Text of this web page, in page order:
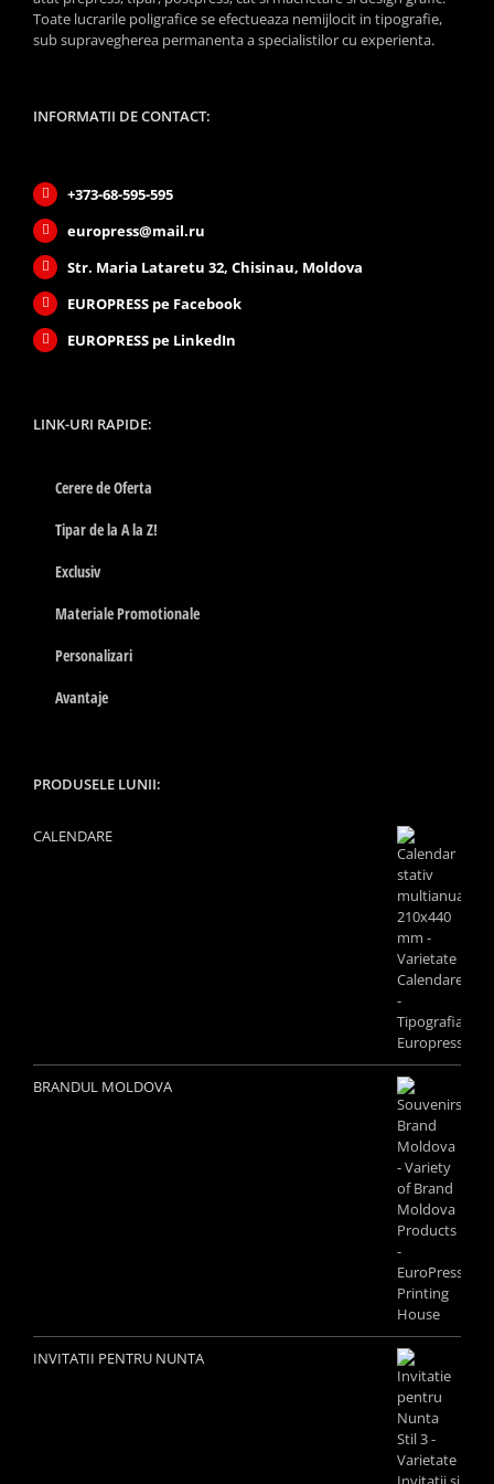
Toate lucrarile poligrafice se efectueaza nemijlocit in tipografie,
sub supravegherea permanenta a specialistilor cu experienta.
INFORMATII DE CONTACT:
+373-68-595-595
europress@mail.ru
Str. Maria Lataretu 32, Chisinau, Moldova
EUROPRESS pe Facebook
EUROPRESS pe LinkedIn
LINK-URI RAPIDE:
Cerere de Oferta
Tipar de la A la Z!
Exclusiv
Materiale Promotionale
Personalizari
Avantaje
PRODUSELE LUNII:
CALENDARE
BRANDUL MOLDOVA
INVITATII PENTRU NUNTA